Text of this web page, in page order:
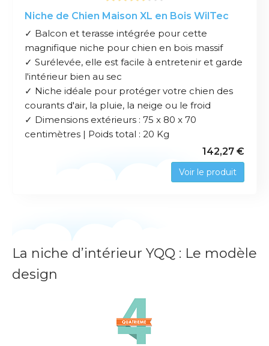
Niche de Chien Maison XL en Bois WilTec
✓ Balcon et terasse intégrée pour cette
magnifique niche pour chien en bois massif
✓ Surélevée, elle est facile à entretenir et garde
l'intérieur bien au sec
✓ Niche idéale pour protéger votre chien des
courants d'air, la pluie, la neige ou le froid
✓ Dimensions extérieurs : 75 x 80 x 70
centimètres | Poids total : 20 Kg
142,27 €
Voir le produit
La niche d’intérieur YQQ : Le modèle
design